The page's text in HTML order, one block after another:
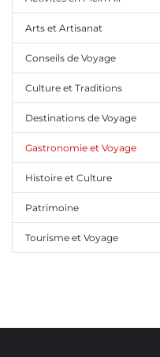
Arts et Artisanat
Conseils de Voyage
Culture et Traditions
Destinations de Voyage
Gastronomie et Voyage
Histoire et Culture
Patrimoine
Tourisme et Voyage